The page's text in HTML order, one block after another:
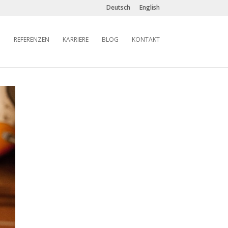
Deutsch English
REFERENZEN KARRIERE BLOG KONTAKT